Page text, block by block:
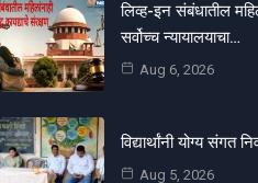
लिव्ह-इन संबंधातील
सर्वोच्च न्यायालयाचा…
Aug 6, 2026
विद्यार्थांनी योग्य संगत
Aug 5, 2026